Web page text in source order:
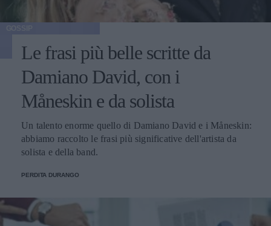
Le frasi più belle scritte da
Damiano David, con i
Måneskin e da solista
Un talento enorme quello di Damiano David e i Måneskin:
abbiamo raccolto le frasi più significative dell'artista da
solista e della band.
PERDITA DURANGO